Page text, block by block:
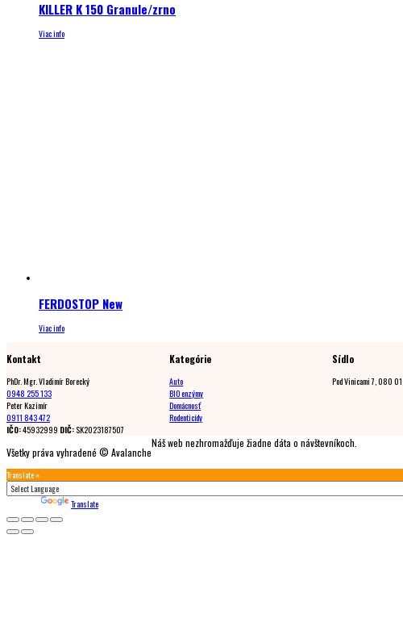
KILLER K 150 Granule/zrno
Viac info
FERDOSTOP New
Viac info
Kontakt
PhDr. Mgr. Vladimír Borecký
0948 255 133
Peter Kazimír
0911 843 472
IČO:45932999 DIČ: SK2023187507
Kategórie
Auto
BIO enzýmy
Domácnosť
Rodenticídy
Sídlo
Pod Vinicami 7, 080 01
Všetky práva vyhradené © Avalanche
Náš web nezhromažďuje žiadne dáta o návštevníkoch.
Translate »
Translate